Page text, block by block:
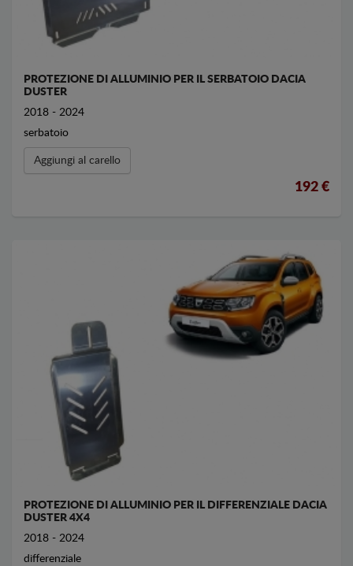
PROTEZIONE DI ALLUMINIO PER IL SERBATOIO DACIA
DUSTER
2018 - 2024
serbatoio
Aggiungi al carello
192 €
PROTEZIONE DI ALLUMINIO PER IL DIFFERENZIALE DACIA
DUSTER 4X4
2018 - 2024
differenziale